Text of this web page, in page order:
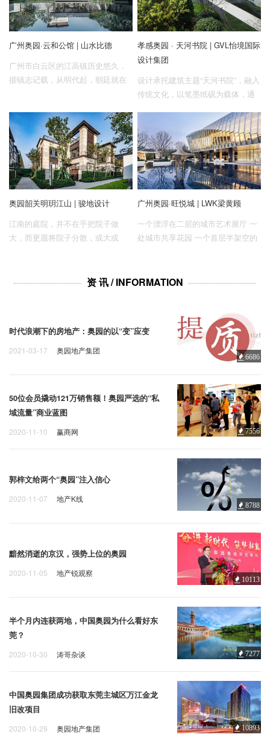
广州奥园·云和公馆 | 山水比德
广州市白云区的江高镇历史悠久，
据镇志记载，从明代起，朝廷就在
地区，距今近500年，堪称历史古
镇。项目紧邻江高镇政府，交通便
利，周边自然景观资源丰富。
孝感奥园 · 天河书院 | GVL怡境国际
设计集团
设计承托建筑主题“天河书院”，融入
传统文化，以笔墨纸砚为载体，通
传统元素与现代风格的融合韵味。
并结合其功能性，营造心意世界，
人与场所、文化融为一体，宛如一
幅徐徐展开的画卷。
奥园韶关明玥江山 | 骏地设计
江南的庭院，并不在乎把院子做
大，而更愿将院子分散，或大或
性。明玥江山每个户型都设有庭
广州奥园·旺悦城 | LWK梁黄顾
一个漂浮在二层的城市艺术展厅 一
处城市共享花园 一个首层半架空的
资 讯 / INFORMATION
时代浪潮下的房地产：奥园的以“变”应变
2021-03-17 奥园地产集团
6686
50位会员撬动121万销售额！奥园严选的“私
域流量”商业蓝图
2020-11-10 赢商网 7556
郭梓文给两个“奥园”注入信心
2020-11-07 地产K线
8788
黯然消逝的京汉，强势上位的奥园
2020-11-05 地产锐观察
10113
半个月内连获两地，中国奥园为什么看好东
莞？
2020-10-30 涛哥杂谈 7277
中国奥园集团成功获取东莞主城区万江金龙
旧改项目
2020-10-29 奥园地产集团 10893